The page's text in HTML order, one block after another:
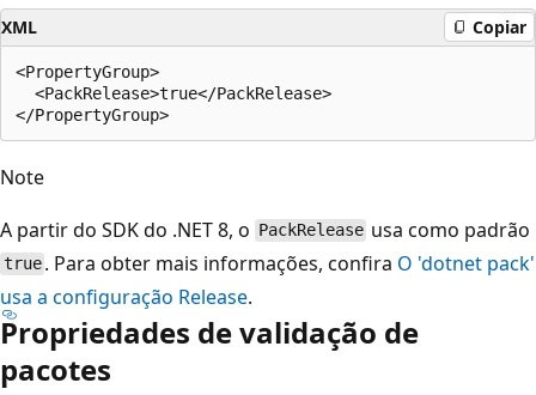
XML Copiar
<PropertyGroup>
  <PackRelease>true</PackRelease>
Note
A partir do SDK do .NET 8, o PackRelease usa como padrão
true . Para obter mais informações, confira O 'dotnet pack'
usa a configuração Release.
Propriedades de validação de
pacotes